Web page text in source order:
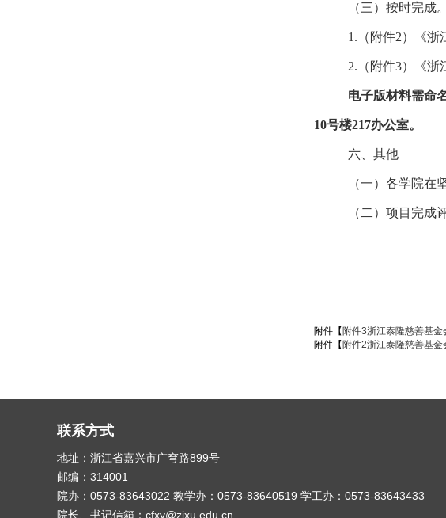
（三） 按时完成。
1. （附件2）《浙
2. （附件3）《浙
电子版材料需命
10号楼217办公室。
六、 其他
（一）各学院在
（二）项目完成
附件【 附件3浙江泰隆慈善基金
附件【 附件2浙江泰隆慈善基金
联系方式
地址：浙江省嘉兴市广穹路899号
邮编：314001
院办：0573-83643022 教学办：0573-83640519 学工办：0573-83643433
院长、书记信箱：cfxy@zjxu.edu.cn